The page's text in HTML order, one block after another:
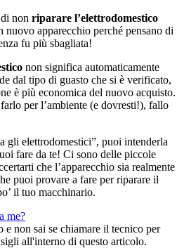
non riparare l’elettrodomestico
nuovo apparecchio perché pensano di
fu più sbagliata!
non significa automaticamente
dal tipo di guasto che si è verificato,
è più economica del nuovo acquisto.
per l’ambiente (e dovresti!), fallo
gli elettrodomestici”, puoi intenderla
fare da te! Ci sono delle piccole
che l’apparecchio sia realmente
puoi provare a fare per riparare il
il tuo macchinario.
me?
non sai se chiamare il tecnico per
all'interno di questo articolo.